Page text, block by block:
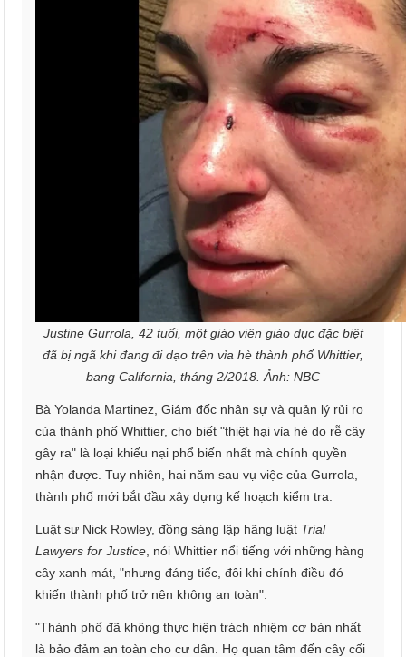
Justine Gurrola, 42 tuổi, một giáo viên giáo dục đặc biệt
đã bị ngã khi đang đi dạo trên vỉa hè thành phố Whittier,
bang California, tháng 2/2018. Ảnh: NBC
Bà Yolanda Martinez, Giám đốc nhân sự và quản lý rủi ro
của thành phố Whittier, cho biết "thiệt hại vỉa hè do rễ cây
gây ra" là loại khiếu nại phổ biến nhất mà chính quyền
nhận được. Tuy nhiên, hai năm sau vụ việc của Gurrola,
thành phố mới bắt đầu xây dựng kế hoạch kiểm tra.
Luật sư Nick Rowley, đồng sáng lập hãng luật Trial
Lawyers for Justice , nói Whittier nổi tiếng với những hàng
cây xanh mát, "nhưng đáng tiếc, đôi khi chính điều đó
khiến thành phố trở nên không an toàn".
"Thành phố đã không thực hiện trách nhiệm cơ bản nhất
là bảo đảm an toàn cho cư dân. Họ quan tâm đến cây cối